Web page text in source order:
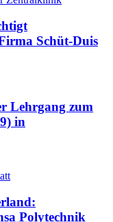
Schüt-Duis
Lehrgang zum
in
Polytechnik